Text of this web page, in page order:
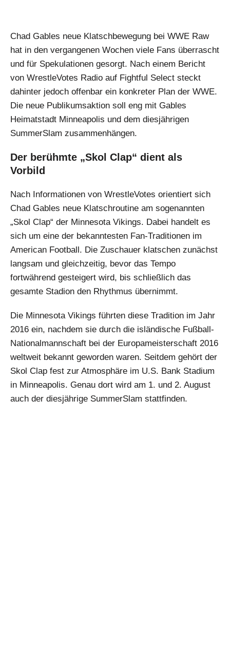
Chad Gables neue Klatschbewegung bei WWE Raw
hat in den vergangenen Wochen viele Fans überrascht
und für Spekulationen gesorgt. Nach einem Bericht
von WrestleVotes Radio auf Fightful Select steckt
dahinter jedoch offenbar ein konkreter Plan der WWE.
Die neue Publikumsaktion soll eng mit Gables
Heimatstadt Minneapolis und dem diesjährigen
SummerSlam zusammenhängen.
Der berühmte „Skol Clap“ dient als
Vorbild
Nach Informationen von WrestleVotes orientiert sich
Chad Gables neue Klatschroutine am sogenannten
„Skol Clap“ der Minnesota Vikings. Dabei handelt es
sich um eine der bekanntesten Fan-Traditionen im
American Football. Die Zuschauer klatschen zunächst
langsam und gleichzeitig, bevor das Tempo
fortwährend gesteigert wird, bis schließlich das
gesamte Stadion den Rhythmus übernimmt.
Die Minnesota Vikings führten diese Tradition im Jahr
2016 ein, nachdem sie durch die isländische Fußball-
Nationalmannschaft bei der Europameisterschaft 2016
weltweit bekannt geworden waren. Seitdem gehört der
Skol Clap fest zur Atmosphäre im U.S. Bank Stadium
in Minneapolis. Genau dort wird am 1. und 2. August
auch der diesjährige SummerSlam stattfinden.